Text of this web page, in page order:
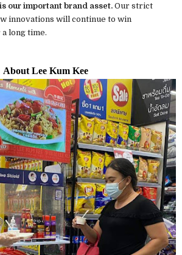
our important brand asset. Our strict
innovations will continue to win
long time.
About Lee Kum Kee